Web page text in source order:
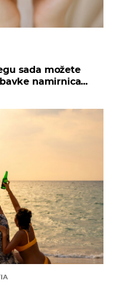
sada možete
namirnica...